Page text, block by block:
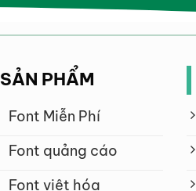
SẢN PHẨM
Font Miễn Phí
Font quảng cáo
Font việt hóa